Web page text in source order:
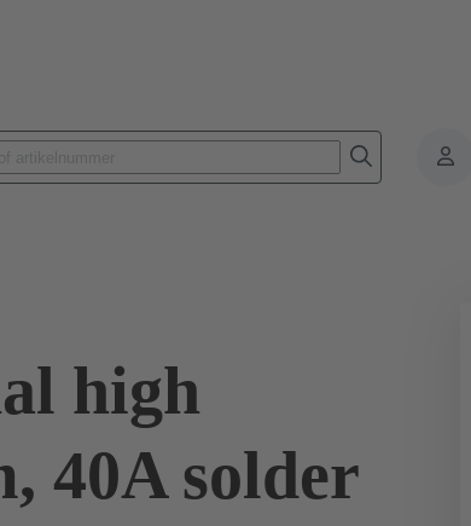
Printplaat-naar-printplaat connectoren
high
40A solder